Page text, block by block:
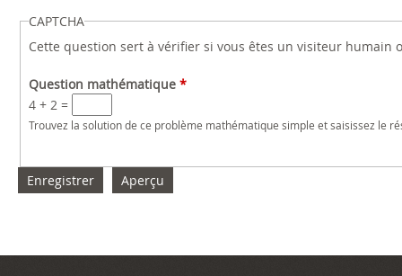
CAPTCHA
Cette question sert à vérifier si vous êtes un visiteur
Question mathématique *
4 + 2 =
Trouvez la solution de ce problème mathématique simple et saisissez le